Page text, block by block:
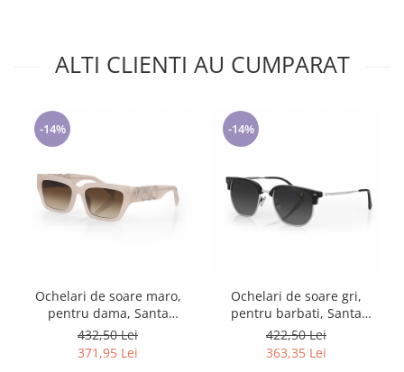
ALTI CLIENTI AU CUMPARAT
-14%
Ochelari de soare maro,
pentru dama, Santa
Barbara Polo Sunglasses,
SB1106-3
432,50 Lei
371,95 Lei
-14%
Ochelari de soare gri,
pentru barbati, Santa
Barbara Polo Sunglasses,
SB1119-2
422,50 Lei
363,35 Lei